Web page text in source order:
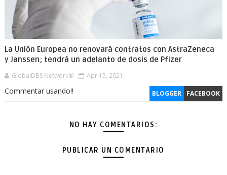
La Unión Europea no renovará contratos con AstraZeneca
y Janssen; tendrá un adelanto de dosis de Pfizer
GlobalDBS Network® Apr 15, 2021
BLOGGER FACEBOOK
Commentar usando!!
NO HAY COMENTARIOS:
PUBLICAR UN COMENTARIO